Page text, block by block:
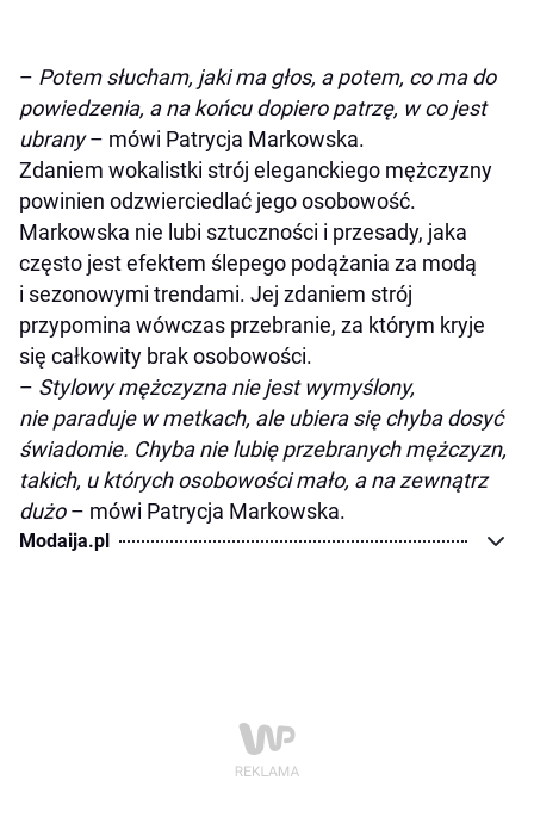
– Potem słucham, jaki ma głos, a potem, co ma do
powiedzenia, a na końcu dopiero patrzę, w co jest
ubrany– mówi Patrycja Markowska.
Zdaniem wokalistki strój eleganckiego mężczyzny
powinien odzwierciedlać jego osobowość.
Markowska nie lubi sztuczności i przesady, jaka
często jest efektem ślepego podążania za modą
i sezonowymi trendami. Jej zdaniem strój
przypomina wówczas przebranie, za którym kryje
się całkowity brak osobowości.
– Stylowy mężczyzna nie jest wymyślony,
nie paraduje w metkach, ale ubiera się chyba dosyć
świadomie. Chyba nie lubię przebranych mężczyzn,
takich, u których osobowości mało, a na zewnątrz
dużo– mówi Patrycja Markowska.
Modaija.pl